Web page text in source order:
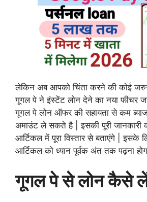
लेकिन अब आपको चिंता करने की कोई
गूगल पे ने इंस्टेंट लोन देने का नया फीचर
गूगल पे लोन ऑफर की सहायता से कम ब्याज
अमाउंट ले सकते है | इसकी पूरी
आर्टिकल में पूरा विस्तार से बताएंगे | इसके
आर्टिकल को ध्यान पूर्वक अंत तक पढ़ना
गूगल पे से लोन कैसे